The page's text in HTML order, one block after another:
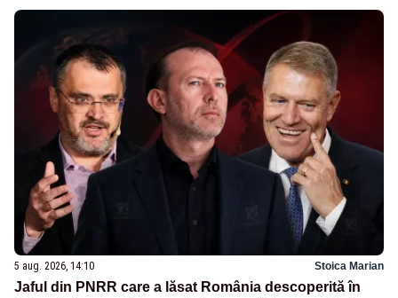
5 aug. 2026, 14:10 Stoica Marian
Jaful din PNRR care a lăsat România descoperită în